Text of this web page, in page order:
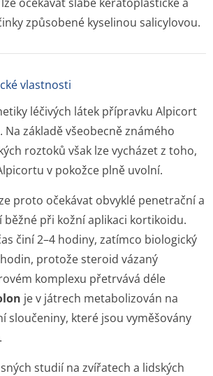
způsobené kyselinou salicylovou.
vlastnosti
léčivých látek přípravku Alpicort
Na základě všeobecně známého
roztoků však lze vycházet z toho,
v pokožce plně uvolní.
proto očekávat obvyklé penetrační a
při kožní aplikaci kortikoidu.
činí 2–4 hodiny, zatímco biologický
protože steroid vázaný
komplexu přetrvává déle
je v játrech metabolizován na
sloučeniny, které jsou vyměšovány
studií na zvířatech a lidských